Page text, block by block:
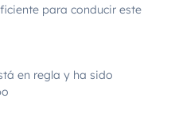
para conducir este
en regla y ha sido